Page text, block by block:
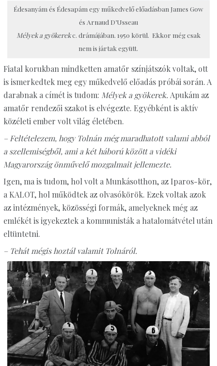
Édesanyám és Édesapám egy műkedvelő előadásban James Gow
és Arnaud D’Usseau
Mélyek a gyökerekc. drámájában. 1950 körül. Ekkor még csak
nem is jártak együtt.
Fiatal korukban mindketten amatőr színjátszók voltak, ott
is ismerkedtek meg egy műkedvelő előadás próbái során. A
darabnak a címét is tudom: Mélyek a gyökerek. Apukám az
amatőr rendezői szakot is elvégezte. Egyébként is aktív
közéleti ember volt világ életében.
– Feltételezem, hogy Tolnán még maradhatott valami abból
a szellemiségből, ami a két háború között a vidéki
Magyarország önművelő mozgalmait jellemezte.
Igen, ma is tudom, hol volt a Munkásotthon, az Iparos-kör,
a KALOT, hol működtek az olvasókörök. Ezek voltak azok
az intézmények, közösségi formák, amelyeknek még az
emlékét is igyekeztek a kommunisták a hatalomátvétel után
eltüntetni.
– Tehát mégis hoztál valamit Tolnáról.